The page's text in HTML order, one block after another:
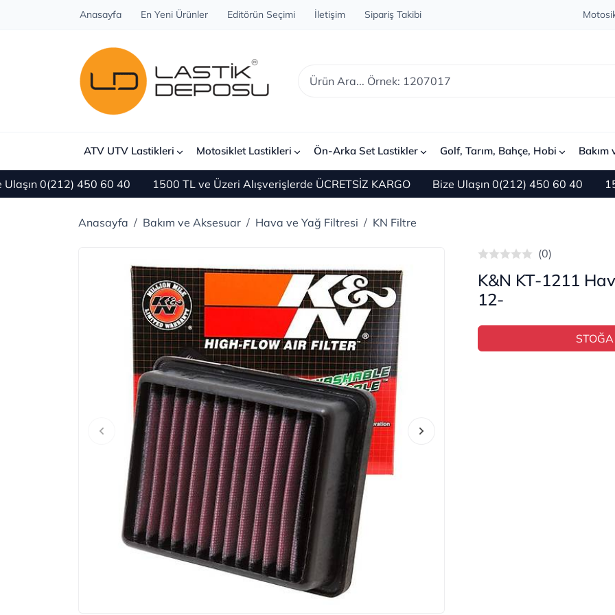
Anasayfa En Yeni Ürünler Editörün Seçimi İletişim Sipariş Takibi
ATV UTV Lastikleri Motosiklet Lastikleri Ön-Arka Set Lastikler Golf, Tarım, Bahçe, Hobi Bakım
0(212) 450 60 40 1500 TL ve Üzeri Alışverişlerde ÜCRETSİZ KARGO Bize Ulaşın 0(212) 450 60 40 1500
Anasayfa Bakım ve Aksesuar Hava ve Yağ Filtresi KN Filtre
(0)
K&N KT-1211
12-